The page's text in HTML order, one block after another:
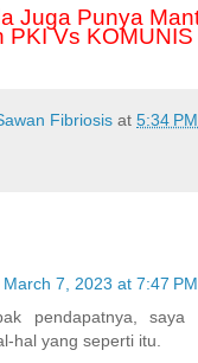
Juga Punya
PKI Vs
Fibriosis at 5:34 PM
March 7, 2023 at 7:47 PM
pendapatnya, saya
hal yang seperti itu.